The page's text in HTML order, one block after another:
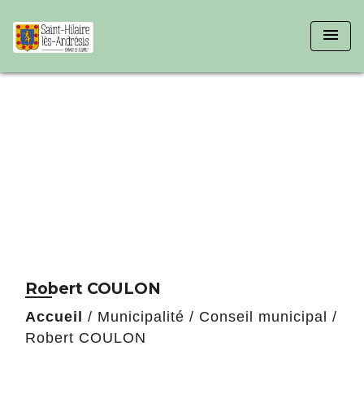
menu
Robert COULON
Accueil / Municipalité / Conseil municipal /
Robert COULON